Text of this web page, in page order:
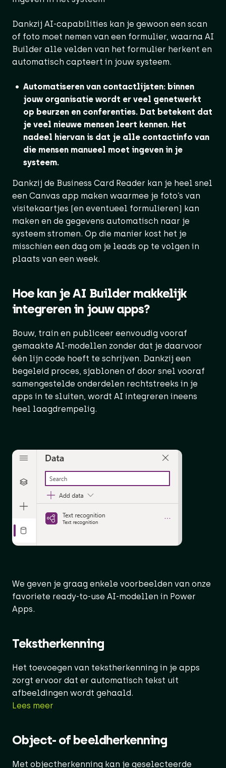
Dankzij AI-capabilities kan je gewoon een scan
of foto moet nemen van een formulier, waarna AI
Builder alle velden van het formulier herkent en
automatisch capteert in jouw systeem.
Automatiseren van contactlijsten: binnen
jouw organisatie wordt er veel genetwerkt
op beurzen en conferenties. Dat betekent dat
je veel nieuwe mensen leert kennen. Het
nadeel hiervan is dat je alle contactinfo van
die mensen manueel moet ingeven in je
systeem.
Dankzij de Business Card Reader kan je heel snel
een Canvas app maken waarmee je foto’s van
visitekaartjes (en eventueel formulieren) kan
maken en de gegevens automatisch naar je
systeem stromen. Op die manier kost het je
misschien een dag om je leads op te volgen in
plaats van een week.
Hoe kan je AI Builder makkelijk
integreren in jouw apps?
Bouw, train en publiceer eenvoudig vooraf
gemaakte AI-modellen zonder dat je daarvoor
één lijn code hoeft te schrijven. Dankzij een
begeleid proces, sjablonen of door snel vooraf
samengestelde onderdelen rechtstreeks in je
apps in te sluiten, wordt AI integreren ineens
heel laagdrempelig.
We geven je graag enkele voorbeelden van onze
favoriete ready-to-use AI-modellen in Power
Apps.
Tekstherkenning
Het toevoegen van tekstherkenning in je apps
zorgt ervoor dat er automatisch tekst uit
afbeeldingen wordt gehaald.
Lees meer
Object- of beeldherkenning
Met objectherkenning kan je geselecteerde